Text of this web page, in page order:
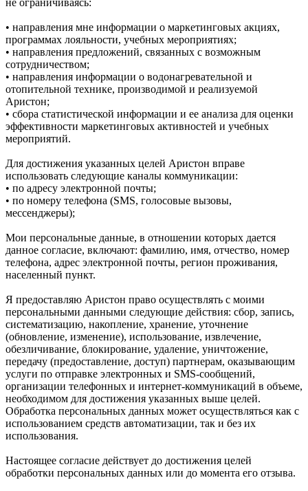
не ограничиваясь:
• направления мне информации о маркетинговых акциях,
программах лояльности, учебных мероприятиях;
• направления предложений, связанных с возможным
сотрудничеством;
• направления информации о водонагревательной и
отопительной технике, производимой и реализуемой
Аристон;
• сбора статистической информации и ее анализа для оценки
эффективности маркетинговых активностей и учебных
мероприятий.
Для достижения указанных целей Аристон вправе
использовать следующие каналы коммуникации:
• по адресу электронной почты;
• по номеру телефона (SMS, голосовые вызовы,
мессенджеры);
Мои персональные данные, в отношении которых дается
данное согласие, включают: фамилию, имя, отчество, номер
телефона, адрес электронной почты, регион проживания,
населенный пункт.
Я предоставляю Аристон право осуществлять с моими
персональными данными следующие действия: сбор, запись,
систематизацию, накопление, хранение, уточнение
(обновление, изменение), использование, извлечение,
обезличивание, блокирование, удаление, уничтожение,
передачу (предоставление, доступ) партнерам, оказывающим
услуги по отправке электронных и SMS‑сообщений,
организации телефонных и интернет‑коммуникаций в объеме,
необходимом для достижения указанных выше целей.
Обработка персональных данных может осуществляться как с
использованием средств автоматизации, так и без их
использования.
Настоящее согласие действует до достижения целей
обработки персональных данных или до момента его отзыва.